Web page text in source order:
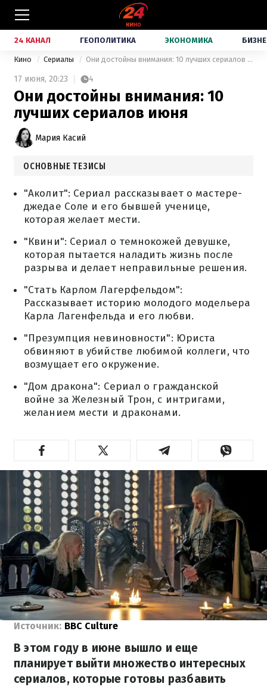
24 КАНАЛ ГЕОПОЛИТИКА ЭКОНОМИКА
Кино Сериалы Они достойны внимания: 10 лучших сериалов июня
17 июня, 20:23 4
Они достойны внимания: 10
лучших сериалов июня
Мария Касий
ОСНОВНЫЕ ТЕЗИСЫ
"Аколит": Сериал рассказывает о мастере-
джедае Соле и его бывшей ученице,
которая желает мести.
"Квини": Сериал о темнокожей девушке,
которая пытается наладить жизнь после
разрыва и делает неправильные решения.
"Стать Карлом Лагерфельдом":
Рассказывает историю молодого модельера
Карла Лагенфельда и его любви.
"Презумпция невиновности": Юриста
обвиняют в убийстве любимой коллеги, что
возмущает его окружение.
"Дом дракона": Сериал о гражданской
войне за Железный Трон, с интригами,
желанием мести и драконами.
Источник: BBC Culture
В этом году в июне вышло и еще
планирует выйти множество интересных
сериалов, которые готовы разбавить